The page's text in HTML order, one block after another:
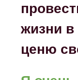
жизни в
ценю